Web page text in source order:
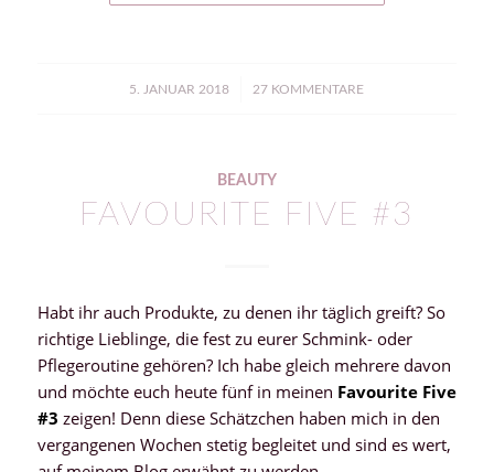
5. JANUAR 2018
/ 27 KOMMENTARE
BEAUTY
FAVOURITE FIVE #3
Habt ihr auch Produkte, zu denen ihr täglich greift? So
richtige Lieblinge, die fest zu eurer Schmink- oder
Pflegeroutine gehören? Ich habe gleich mehrere davon
und möchte euch heute fünf in meinen Favourite Five
#3 zeigen! Denn diese Schätzchen haben mich in den
vergangenen Wochen stetig begleitet und sind es wert,